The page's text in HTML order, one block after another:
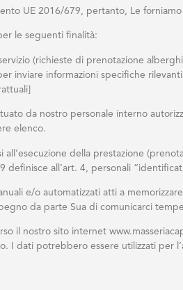
UE 2016/679, pertanto, Le
le seguenti finalità:
(richieste di prenotazione
inviare informazioni specifiche
da nostro personale interno
elenco.
all’esecuzione della prestazione
definisce all’art. 4, personali
e/o automatizzati atti a
da parte Sua di comunicarci
il nostro sito internet
I dati potrebbero essere utilizzati per